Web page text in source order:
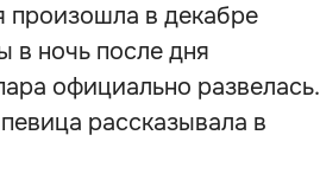
произошла в декабре
в ночь после дня
официально развелась.
рассказывала в